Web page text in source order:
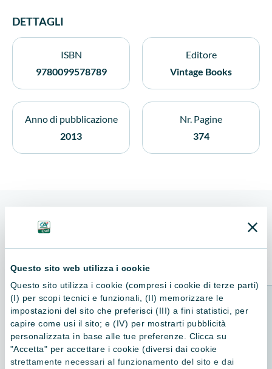
Questo sito web utilizza i cookie
Questo sito utilizza i cookie (compresi i cookie di terze parti)
(I) per scopi tecnici e funzionali, (II) memorizzare le
impostazioni del sito che preferisci (III) a fini statistici, per
capire come usi il sito; e (IV) per mostrarti pubblicità
personalizzata in base alle tue preferenze. Clicca su
"Accetta" per accettare i cookie (diversi dai cookie
strettamente necessari al funzionamento del sito e dai
DETTAGLI
ISBN
9780099578789
Editore
Vintage Books
Anno di pubblicazione
2013
Nr. Pagine
374
Consigliati per te